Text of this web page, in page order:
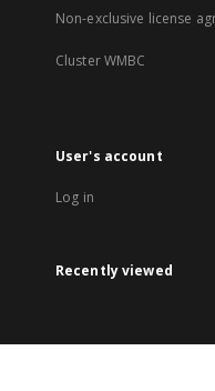
Non-exclusive license
Cluster WMBC
User's account
Log in
Recently viewed